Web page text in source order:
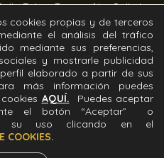
Felipe Benito /La Salle La
/Hogar Jerez / Proyecto
Fernando /Calor en la Noche
Diseñado y desarrollado
cookies propias y de terceros
el análisis del tráfico
mediante sus preferencias,
y mostrarle publicidad
elaborado a partir de sus
más información puedes
AQUÍ.
Puedes aceptar
el botón “Aceptar” o
su uso clicando en el
COOKIES.